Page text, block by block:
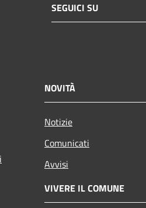
SEGUICI SU
NOVITÀ
Notizie
Comunicati
Avvisi
VIVERE IL COMUNE